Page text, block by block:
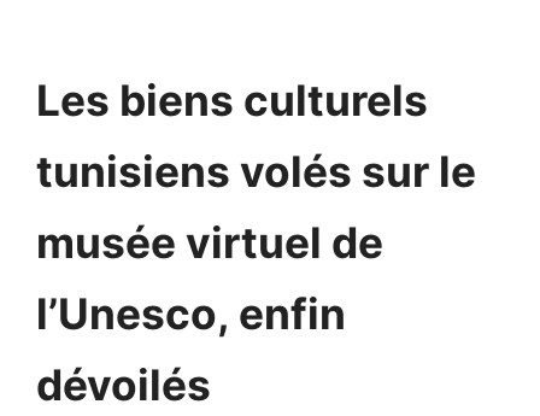
Les biens culturels
tunisiens volés sur le
musée virtuel de
l’Unesco, enfin
dévoilés